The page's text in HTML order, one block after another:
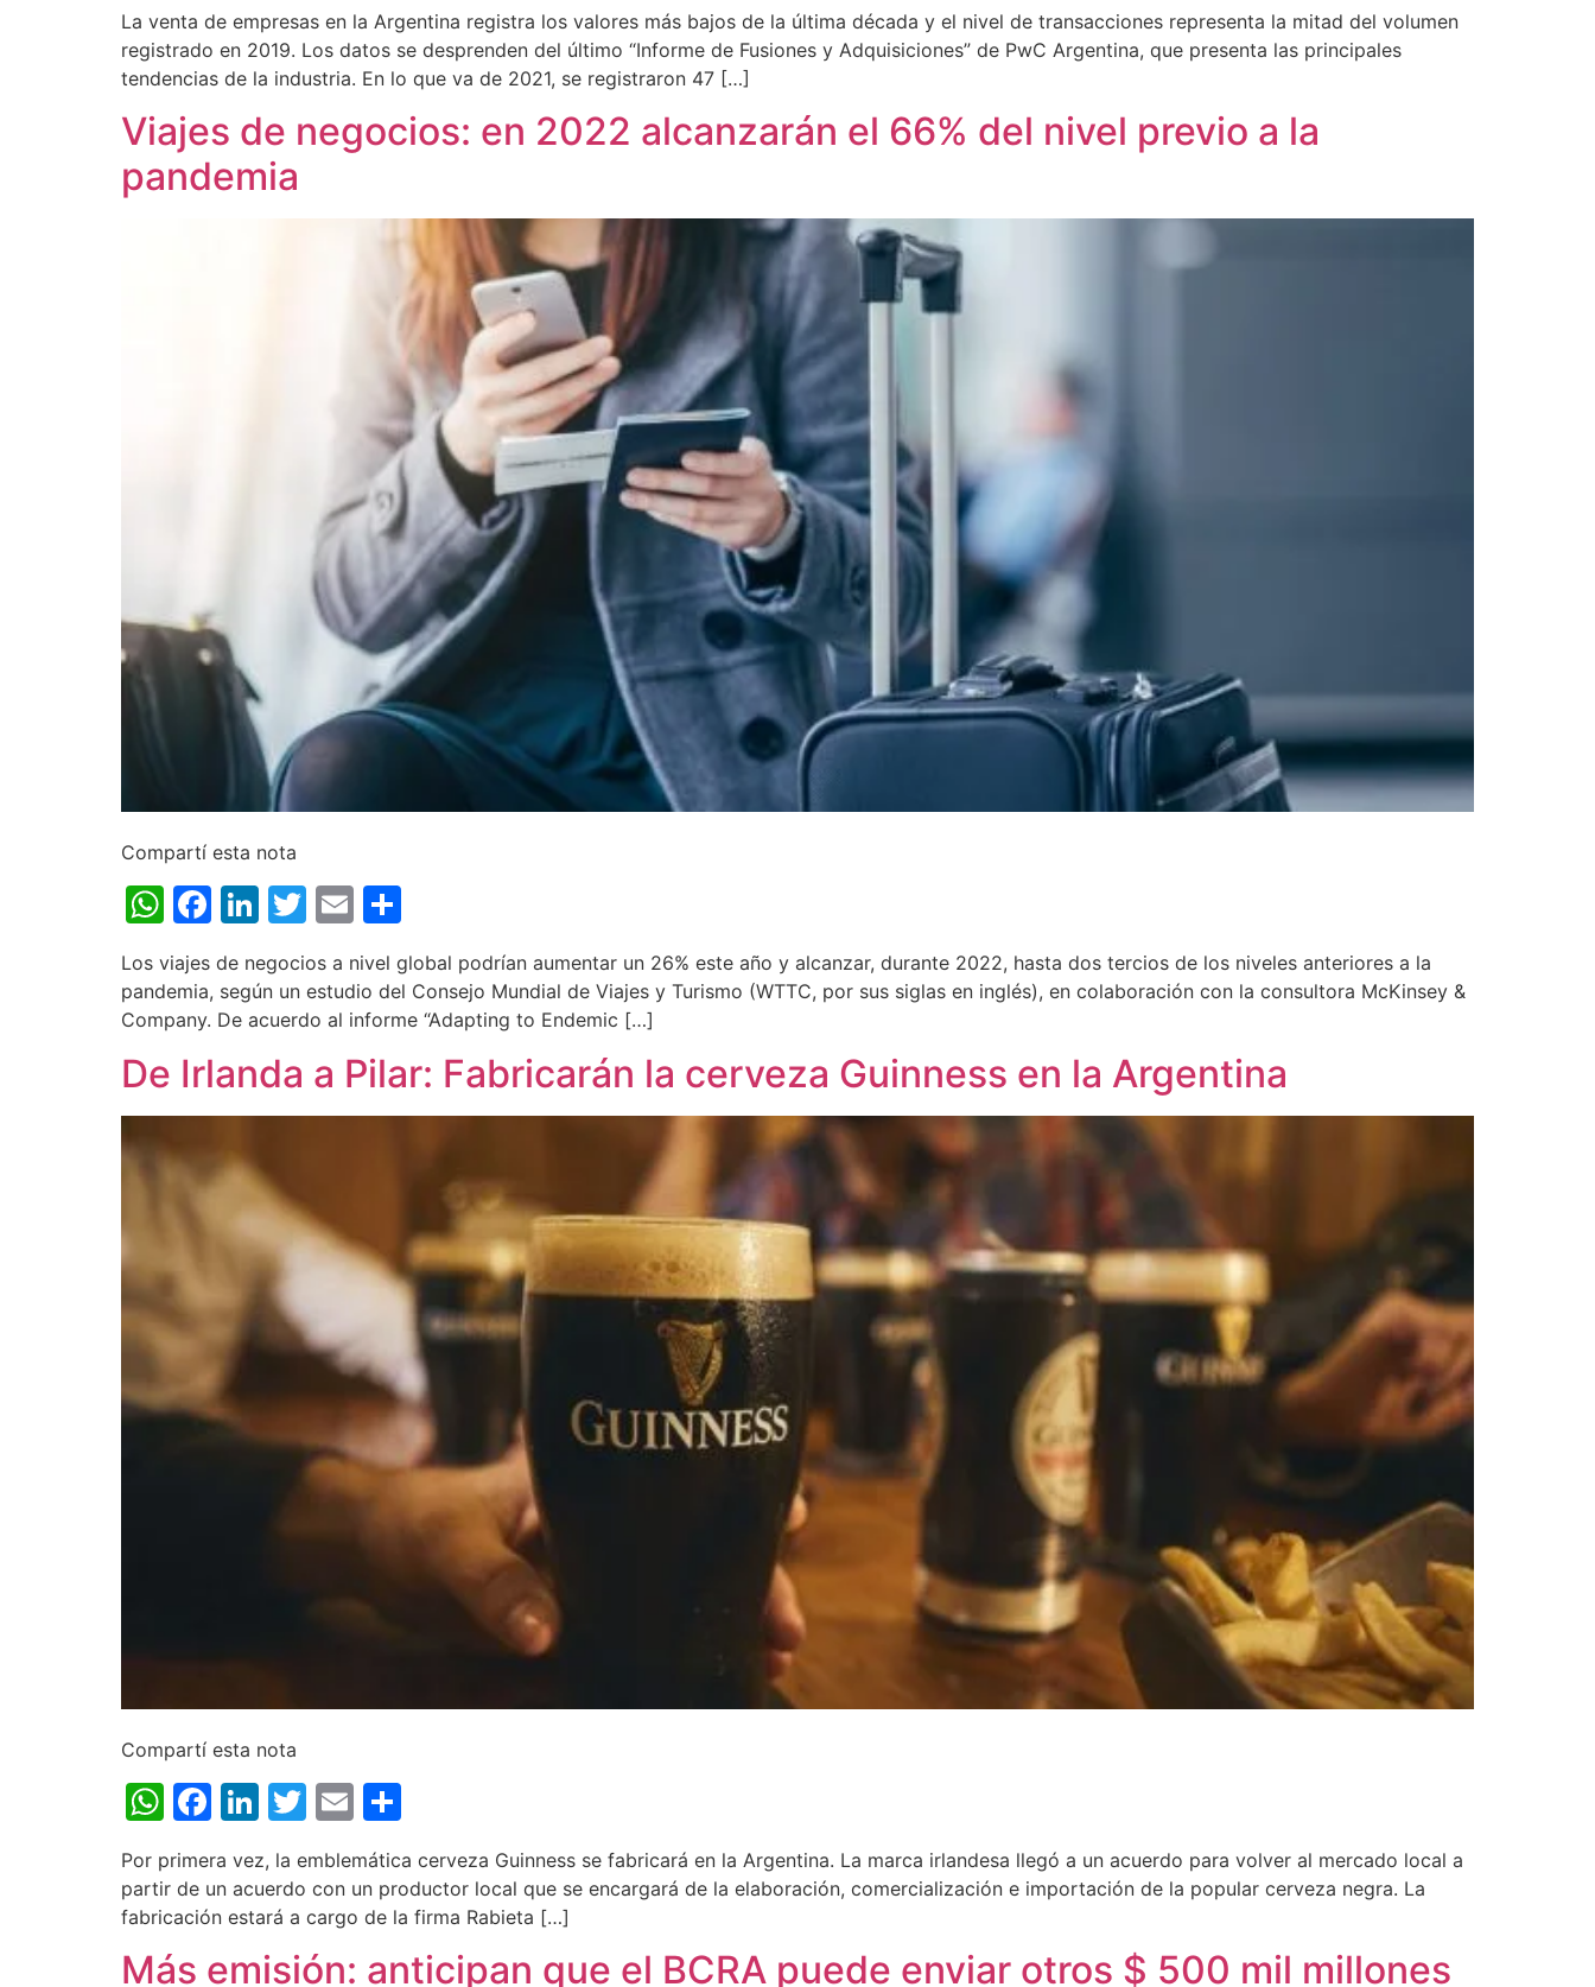
La venta de empresas en la Argentina registra los valores más bajos de la última década y el nivel de transacciones representa la mitad del volumen
registrado en 2019. Los datos se desprenden del último “Informe de Fusiones y Adquisiciones” de PwC Argentina, que presenta las principales
tendencias de la industria. En lo que va de 2021, se registraron 47 […]
Viajes de negocios: en 2022 alcanzarán el 66% del nivel previo a la
pandemia
Compartí esta nota
WhatsApp
Facebook
LinkedIn
Twitter
Email
Los viajes de negocios a nivel global podrían aumentar un 26% este año y alcanzar, durante 2022, hasta dos tercios de los niveles anteriores a la
pandemia, según un estudio del Consejo Mundial de Viajes y Turismo (WTTC, por sus siglas en inglés), en colaboración con la consultora McKinsey &
Company. De acuerdo al informe “Adapting to Endemic […]
De Irlanda a Pilar: Fabricarán la cerveza Guinness en la Argentina
Compartí esta nota
WhatsApp
Facebook
LinkedIn
Twitter
Email
Por primera vez, la emblemática cerveza Guinness se fabricará en la Argentina. La marca irlandesa llegó a un acuerdo para volver al mercado local a
partir de un acuerdo con un productor local que se encargará de la elaboración, comercialización e importación de la popular cerveza negra. La
fabricación estará a cargo de la firma Rabieta […]
Más emisión: anticipan que el BCRA puede enviar otros $ 500 mil millones